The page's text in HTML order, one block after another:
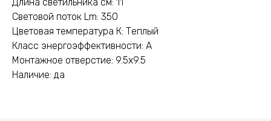
Световой поток Lm: 350
Цветовая температура К: Теплый
Класс энергоэффективности: A
Монтажное отверстие: 9.5x9.5
Наличие: да